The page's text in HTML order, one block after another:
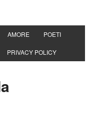
AMORE POETI
PRIVACY POLICY